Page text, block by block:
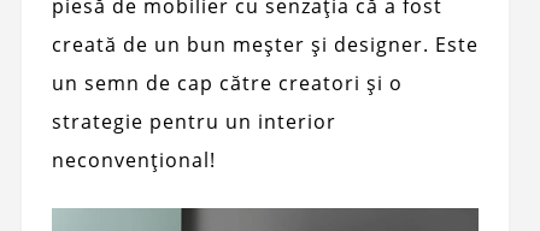
piesă de mobilier cu senzația că a fost
creată de un bun meșter și designer. Este
un semn de cap către creatori și o
strategie pentru un interior
neconvențional!